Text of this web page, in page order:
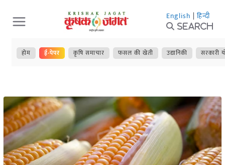
Skip
to
content
English | हिन्दी
Search
होम ई-पेपर कृषि समाचार फसल की खेती उद्यानिकी सरकारी